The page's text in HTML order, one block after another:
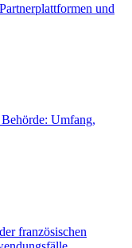
und
Umfang,
französischen